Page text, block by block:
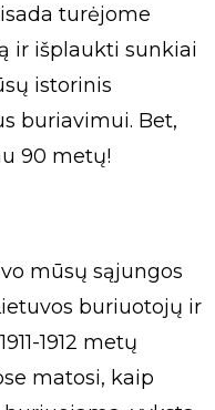
turėjome
ir išplaukti sunkiai
istorinis
buriavimui. Bet,
90 metų!
mūsų sąjungos
buriuotojų ir
1912 metų
matosi, kaip